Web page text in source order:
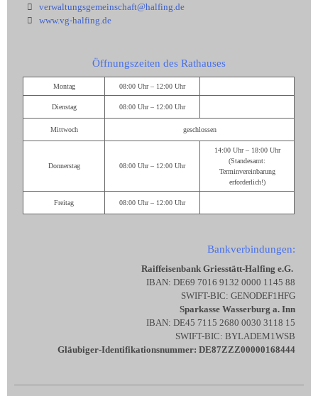
verwaltungsgemeinschaft@halfing.de
www.vg-halfing.de
Öffnungszeiten des Rathauses
Montag 08:00 Uhr – 12:00 Uhr
Dienstag 08:00 Uhr – 12:00 Uhr
Mittwoch geschlossen
Donnerstag 08:00 Uhr – 12:00 Uhr
14:00 Uhr – 18:00 Uhr
(Standesamt:
Terminvereinbarung
erforderlich!)
Freitag 08:00 Uhr – 12:00 Uhr
Bankverbindungen:
Raiffeisenbank Griesstätt-Halfing e.G.
IBAN: DE69 7016 9132 0000 1145 88
SWIFT-BIC: GENODEF1HFG
Sparkasse Wasserburg a. Inn
IBAN: DE45 7115 2680 0030 3118 15
SWIFT-BIC: BYLADEM1WSB
Gläubiger-Identifikationsnummer: DE87ZZZ00000168444